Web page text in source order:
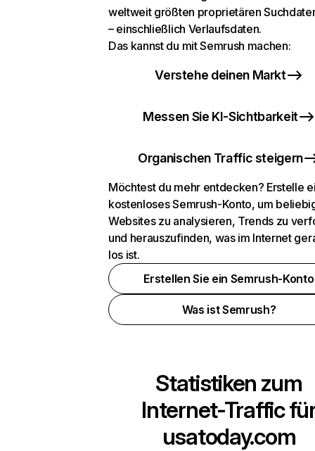
weltweit größten proprietären
– einschließlich Verlaufsdaten.
Das kannst du mit Semrush machen:
Verstehe deinen Markt
Messen Sie KI-Sichtbarkeit
Organischen Traffic steigern
Möchtest du mehr entdecken? Erstelle
kostenloses Semrush-Konto, um
Websites zu analysieren, Trends zu
und herauszufinden, was im Internet
los ist.
Erstellen Sie ein Semrush-Konto
Was ist Semrush?
Statistiken zum
Internet-Traffic
usatoday.com